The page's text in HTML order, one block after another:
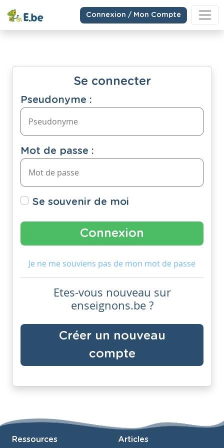
Connexion / Mon Compte
Se connecter
Pseudonyme :
Mot de passe :
Se souvenir de moi
Je ne me souviens pas de mon mot de passe
Etes-vous nouveau sur
enseignons.be ?
Créer un nouveau
compte
Ressources Articles